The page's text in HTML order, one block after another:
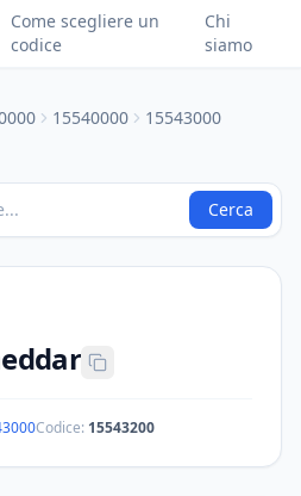
Come scegliere un
codice
Chi
siamo
15540000
15543000
Cerca
Codice: 15543200